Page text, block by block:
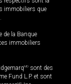
immobiliers que
de la Banque
immobiliers
MD sont des
Fund L.P. et sont